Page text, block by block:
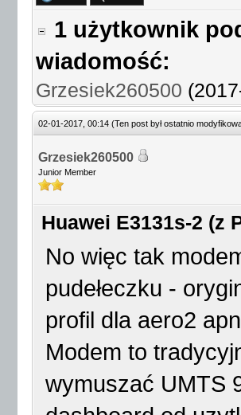
1 użytkownik
wiadomość:
Grzesiek260500
02-01-2017, 00:14 (Ten post był ostatnio
Grzesiek260500
Junior Member
Huawei E3131s-2 (z
No więc tak
pudełeczku -
profil dla aero2
Modem to
wymuszać UMTS